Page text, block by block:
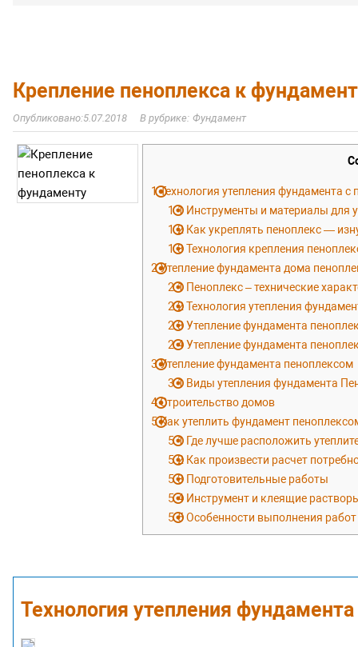
Крепление пеноплекса к
5.07.2018 Фундамент
1Технология утепления фундамента
1.1 Инструменты и материалы для
1.2 Как укреплять пеноплекс —
1.3Технология крепления
2Утепление фундамента дома
2.1 Пеноплекс – технические
2.2Технология утепления
2.3Утепление фундамента
2.4Утепление фундамента
3Утепление фундамента пеноплексом
3.1 Виды утепления фундамента
4Строительство домов
5Как утеплить фундамент
5.1 Где лучше расположить
5.2 Как произвести расчет
5.3 Подготовительные работы
5.4 Инструмент и клеящие
5.5Особенности выполнения работ
Технология утепления